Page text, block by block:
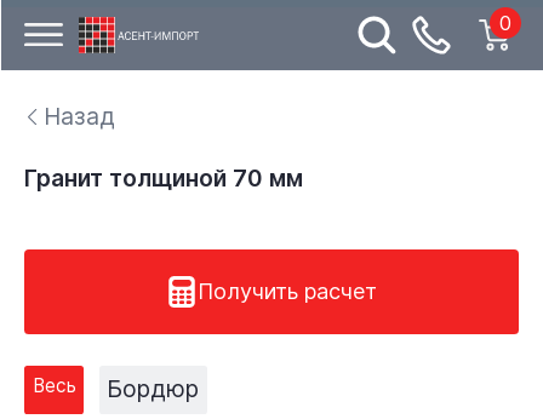
0
Назад
Гранит толщиной 70 мм
Получить расчет
Весь Бордюр